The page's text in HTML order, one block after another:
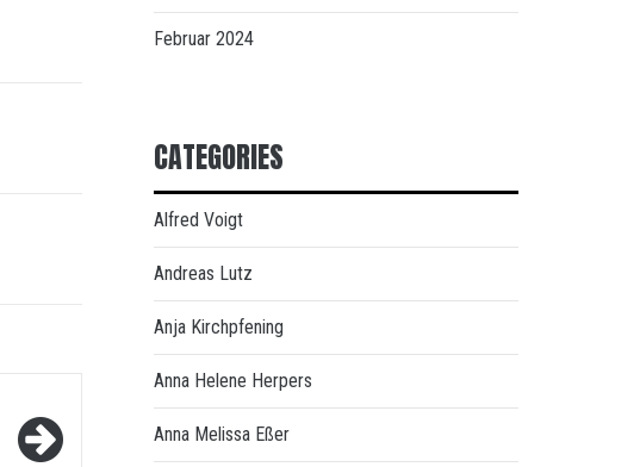
Februar 2024
CATEGORIES
Alfred Voigt
Andreas Lutz
Anja Kirchpfening
Anna Helene Herpers
Anna Melissa Eßer